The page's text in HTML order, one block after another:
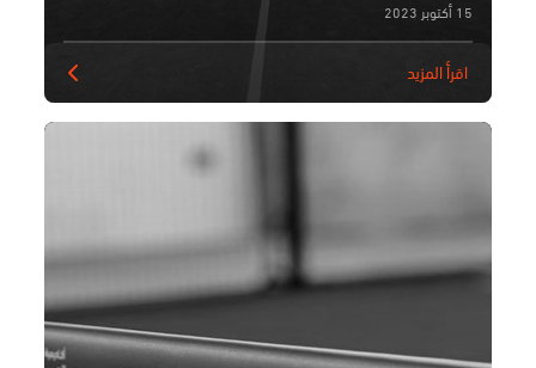
15 أكتوبر 2023
اقرأ المزيد